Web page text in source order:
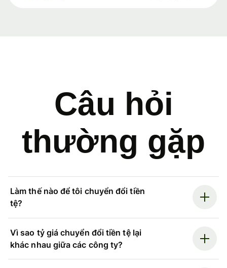
Câu hỏi
thường gặp
Làm thế nào để tôi chuyển đổi tiền
tệ?
Vì sao tỷ giá chuyển đổi tiền tệ lại
khác nhau giữa các công ty?